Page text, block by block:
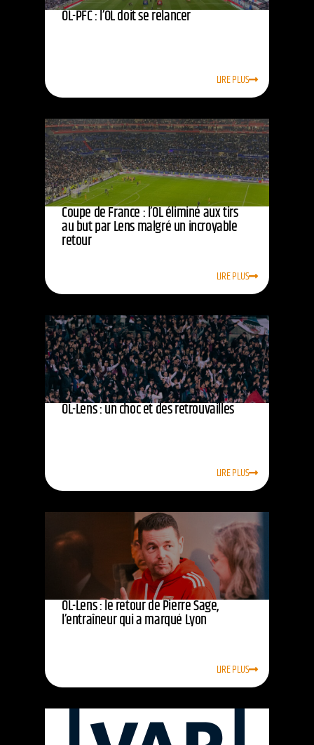
OL-PFC : l’OL doit se relancer
LIRE PLUS
Coupe de France : l’OL éliminé aux tirs
au but par Lens malgré un incroyable
retour
LIRE PLUS
OL-Lens : un choc et des retrouvailles
LIRE PLUS
OL-Lens : le retour de Pierre Sage,
l’entraîneur qui a marqué Lyon
LIRE PLUS